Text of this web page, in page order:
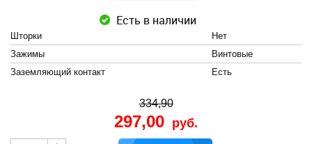
Есть в наличии
Шторки
Нет
Зажимы
Винтовые
Заземляющий контакт
Есть
334,90
297,00 руб.